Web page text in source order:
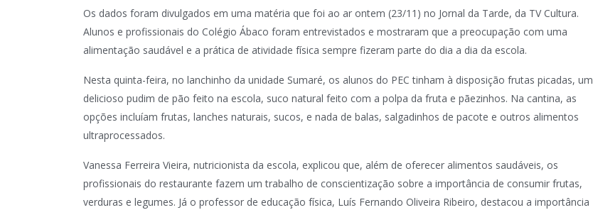
Os dados foram divulgados em uma matéria que foi ao ar ontem (23/11) no Jornal da Tarde, da TV Cultura.
Alunos e profissionais do Colégio Ábaco foram entrevistados e mostraram que a preocupação com uma
alimentação saudável e a prática de atividade física sempre fizeram parte do dia a dia da escola.
Nesta quinta-feira, no lanchinho da unidade Sumaré, os alunos do PEC tinham à disposição frutas picadas, um
delicioso pudim de pão feito na escola, suco natural feito com a polpa da fruta e pãezinhos. Na cantina, as
opções incluíam frutas, lanches naturais, sucos, e nada de balas, salgadinhos de pacote e outros alimentos
ultraprocessados.
Vanessa Ferreira Vieira, nutricionista da escola, explicou que, além de oferecer alimentos saudáveis, os
profissionais do restaurante fazem um trabalho de conscientização sobre a importância de consumir frutas,
verduras e legumes. Já o professor de educação física, Luís Fernando Oliveira Ribeiro, destacou a importância